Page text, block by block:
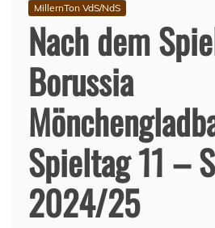
MillernTon VdS/NdS
Nach dem
Borussia
Spieltag 11 –
2024/25